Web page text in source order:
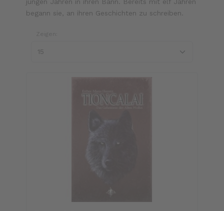
jungen Jahren in ihren Bann. Bereits mit elf Jahren
begann sie, an ihren Geschichten zu schreiben.